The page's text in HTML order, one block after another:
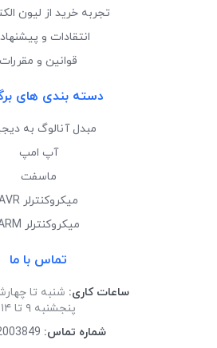
تجربه خرید از لیون
انتقادات و
قوانین و مقررات
دسته بندی های
مبدل آنالوگ به
آپ امپ
ماسفت
میکروکنترلر AVR
میکروکنترلر ARM
تماس با ما
ساعات کاری: شنبه تا چهارشنبه
پنجشنبه ۹ تا ۱۴
شماره تماس: